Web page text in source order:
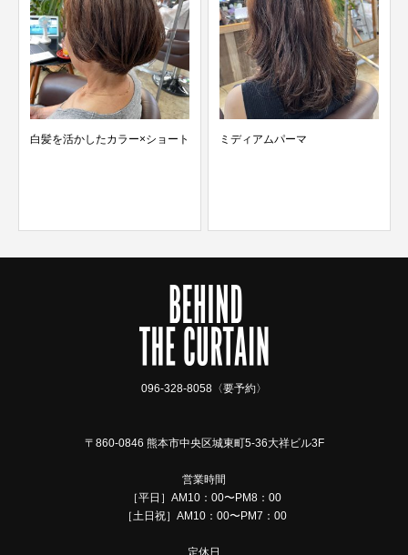
白髪を活かしたカラー×ショート ミディアムパーマ
096-328-8058〈要予約〉
〒860-0846 熊本市中央区城東町5-36大祥ビル3F
営業時間
［平日］AM10：00〜PM8：00
［土日祝］AM10：00〜PM7：00
定休日